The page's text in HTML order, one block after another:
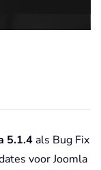
5.1.4als Bug Fix
voor Joomla